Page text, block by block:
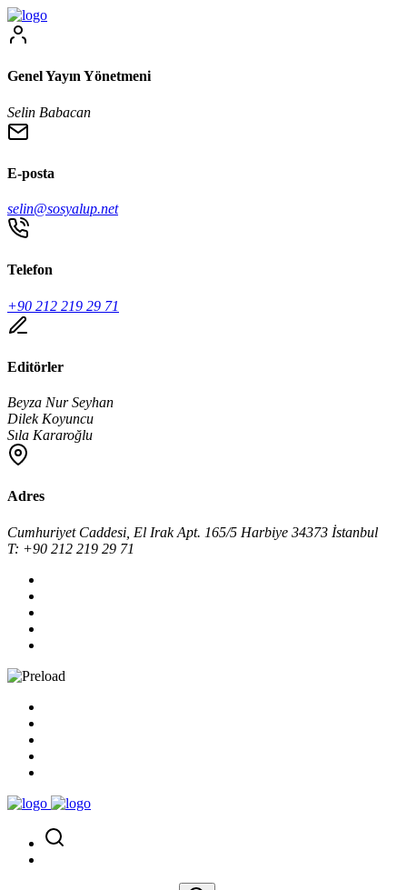
Genel Yayın Yönetmeni
Selin Babacan
E-posta
selin@sosyalup.net
Telefon
+90 212 219 29 71
Editörler
Beyza Nur Seyhan
Dilek Koyuncu
Sıla Kararoğlu
Adres
Cumhuriyet Caddesi, El Irak Apt. 165/5 Harbiye 34373 İstanbul
T: +90 212 219 29 71